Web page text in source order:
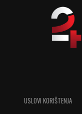
USLOVI KORIŠTENJA